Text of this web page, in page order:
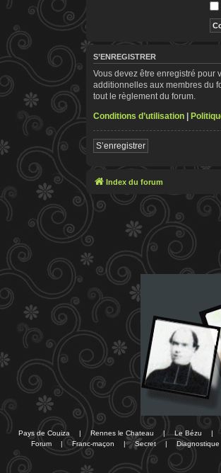
S’ENREGISTRER
Vous devez être enregistré pour
additionnelles aux membres du
tout le règlement du forum.
Conditions d’utilisation |
S’enregistrer
Index du forum
Pays de Couiza | Rennes le Chateau | Le Bézu |
Forum
| Franc-maçon | Secret | Diagnostique